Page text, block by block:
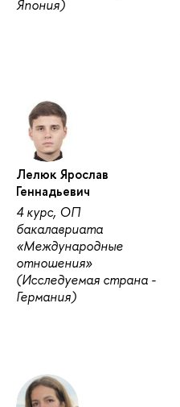
Япония)
Лелюк Ярослав
Геннадьевич
4 курс, ОП
бакалавриата
«Международные
отношения»
(Исследуемая страна -
Германия)